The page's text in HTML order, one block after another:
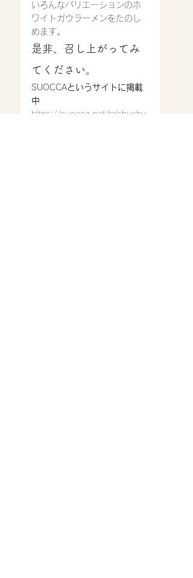
いろんなバリエーションのホ
ワイトガウラーメンをたのし
めます。
是非、召し上がってみ
てください。
SUOCCAというサイトに掲載
中
https://suocca.net/taishuchu